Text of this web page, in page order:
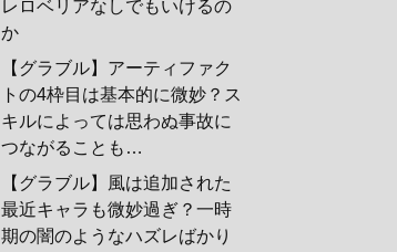
レロベリアなしでもいけるの
か
【グラブル】アーティファク
トの4枠目は基本的に微妙？ス
キルによっては思わぬ事故に
つながることも…
【グラブル】風は追加された
最近キャラも微妙過ぎ？一時
期の闇のようなハズレばかり